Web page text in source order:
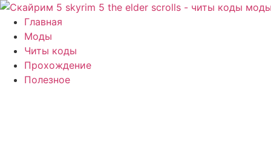
Перейти
содержимому
Главная
Моды
Читы коды
Прохождение
Полезное